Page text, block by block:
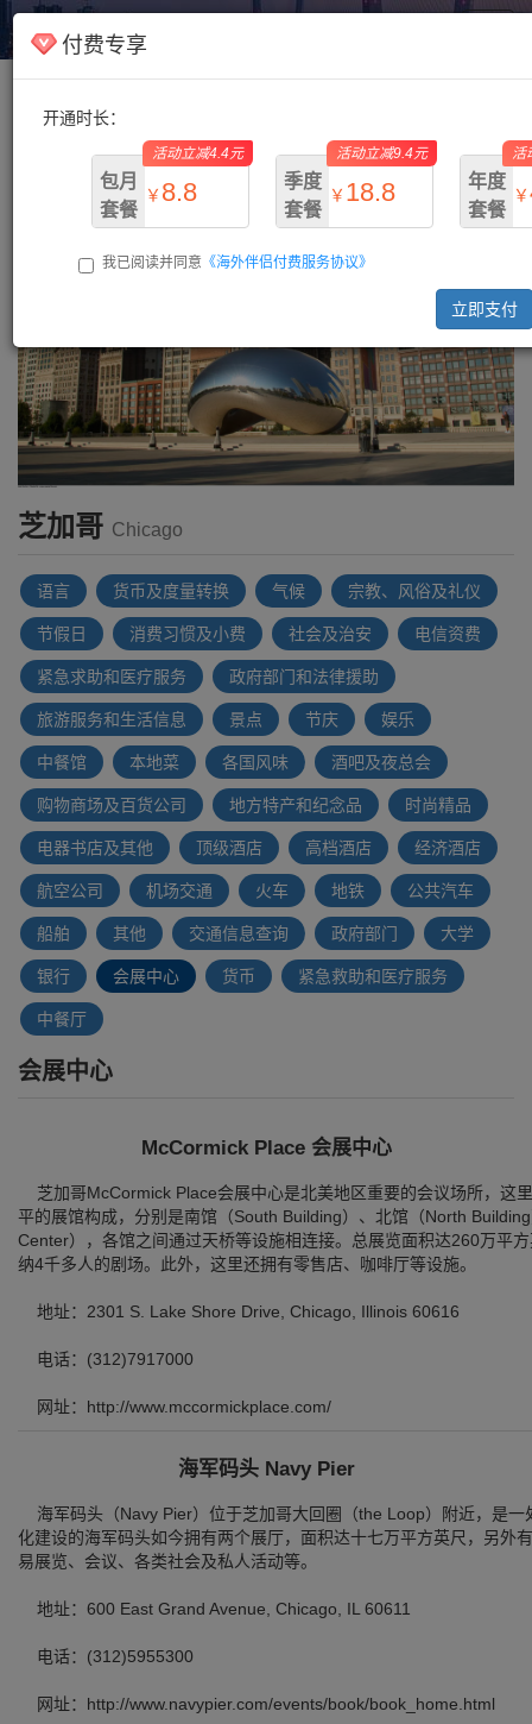
海外伴侣
付费专享
开通时长：
包月
套餐
￥ 8.8
￥13.2
活动立减4.4元
季度
套餐
￥ 18.8
￥28.2
活动立减9.4元
年度
套餐
￥
活
我已阅读并同意 《海外伴侣付费服务协议》
立即支付
主页/美国/ 芝加哥
芝加哥 Chicago
语言 货币及度量转换 气候 宗教、风俗及礼仪
节假日 消费习惯及小费 社会及治安 电信资费
紧急求助和医疗服务 政府部门和法律援助
旅游服务和生活信息 景点 节庆 娱乐
中餐馆 本地菜 各国风味 酒吧及夜总会
购物商场及百货公司 地方特产和纪念品 时尚精品
电器书店及其他 顶级酒店 高档酒店 经济酒店
航空公司 机场交通 火车 地铁 公共汽车
船舶 其他 交通信息查询 政府部门 大学
银行 会展中心 货币 紧急救助和医疗服务
中餐厅
会展中心
McCormick Place 会展中心
芝加哥McCormick Place会展中心是北美地区重要的会议场所，这
平的展馆构成，分别是南馆（South Building）、北馆（North
Center），各馆之间通过天桥等设施相连接。总展览面积达260万平
纳4千多人的剧场。此外，这里还拥有零售店、咖啡厅等设施。
地址：2301 S. Lake Shore Drive, Chicago, Illinois 60616
电话：(312)7917000
网址：http://www.mccormickplace.com/
海军码头 Navy Pier
海军码头（Navy Pier）位于芝加哥大回圈（the Loop）附近，是
化建设的海军码头如今拥有两个展厅，面积达十七万平方英尺，另外
易展览、会议、各类社会及私人活动等。
地址：600 East Grand Avenue, Chicago, IL 60611
电话：(312)5955300
网址：http://www.navypier.com/events/book/book_home.html